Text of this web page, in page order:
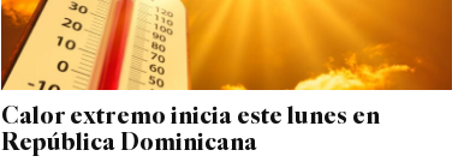
Calor extremo inicia este lunes en
República Dominicana